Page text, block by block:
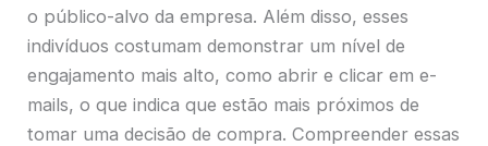
o público-alvo da empresa. Além disso, esses
indivíduos costumam demonstrar um nível de
engajamento mais alto, como abrir e clicar em e-
mails, o que indica que estão mais próximos de
tomar uma decisão de compra. Compreender essas